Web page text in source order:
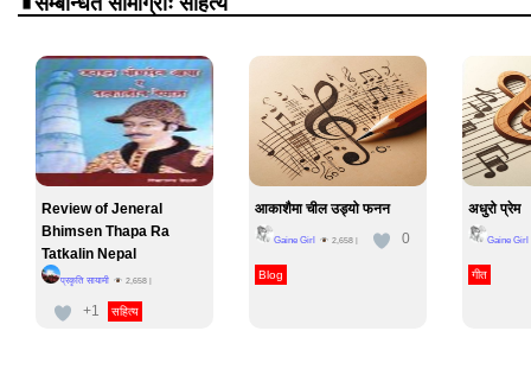
Review of Jeneral
Bhimsen Thapa Ra
Tatkalin Nepal
प्रकृति सायामी 2,658|
+1 सहित्य
आकाशैमा चील उड्यो फनन
Gaine Girl 2,658| 0
Blog
अधुरो प्रेम
Gaine Girl
गीत